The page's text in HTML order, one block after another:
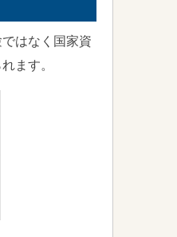
はなく国家資
ます。